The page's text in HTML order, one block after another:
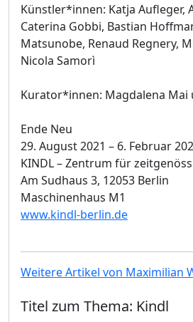
Künstler*innen: Katja Aufleger,
Caterina Gobbi, Bastian
Matsunobe, Renaud Regnery,
Nicola Samorì
Kurator*innen: Magdalena Mai
Ende Neu
29. August 2021 – 6. Februar
KINDL – Zentrum für
Am Sudhaus 3, 12053 Berlin
Maschinenhaus M1
www.kindl-berlin.de
Weitere Artikel von Maximilian
Titel zum Thema: Kindl